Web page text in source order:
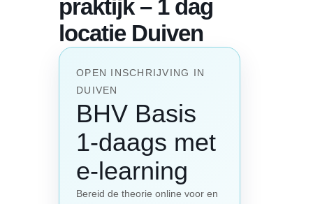
praktijk – 1 dag
locatie Duiven
OPEN INSCHRIJVING IN
DUIVEN
BHV Basis
1-daags met
e-learning
Bereid de theorie online voor en